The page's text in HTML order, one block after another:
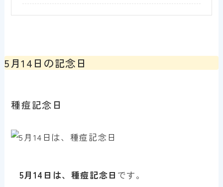
5月14日の記念日
種痘記念日
5月14日は、種痘記念日 です。